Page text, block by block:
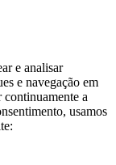
e analisar
e navegação em
a
usamos